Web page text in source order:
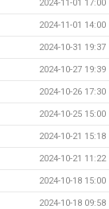
2024-11-01 17:00
2024-11-01 14:00
2024-10-31 19:37
2024-10-27 19:39
2024-10-26 17:30
2024-10-25 15:00
2024-10-21 15:18
2024-10-21 11:22
2024-10-18 15:00
2024-10-18 09:58